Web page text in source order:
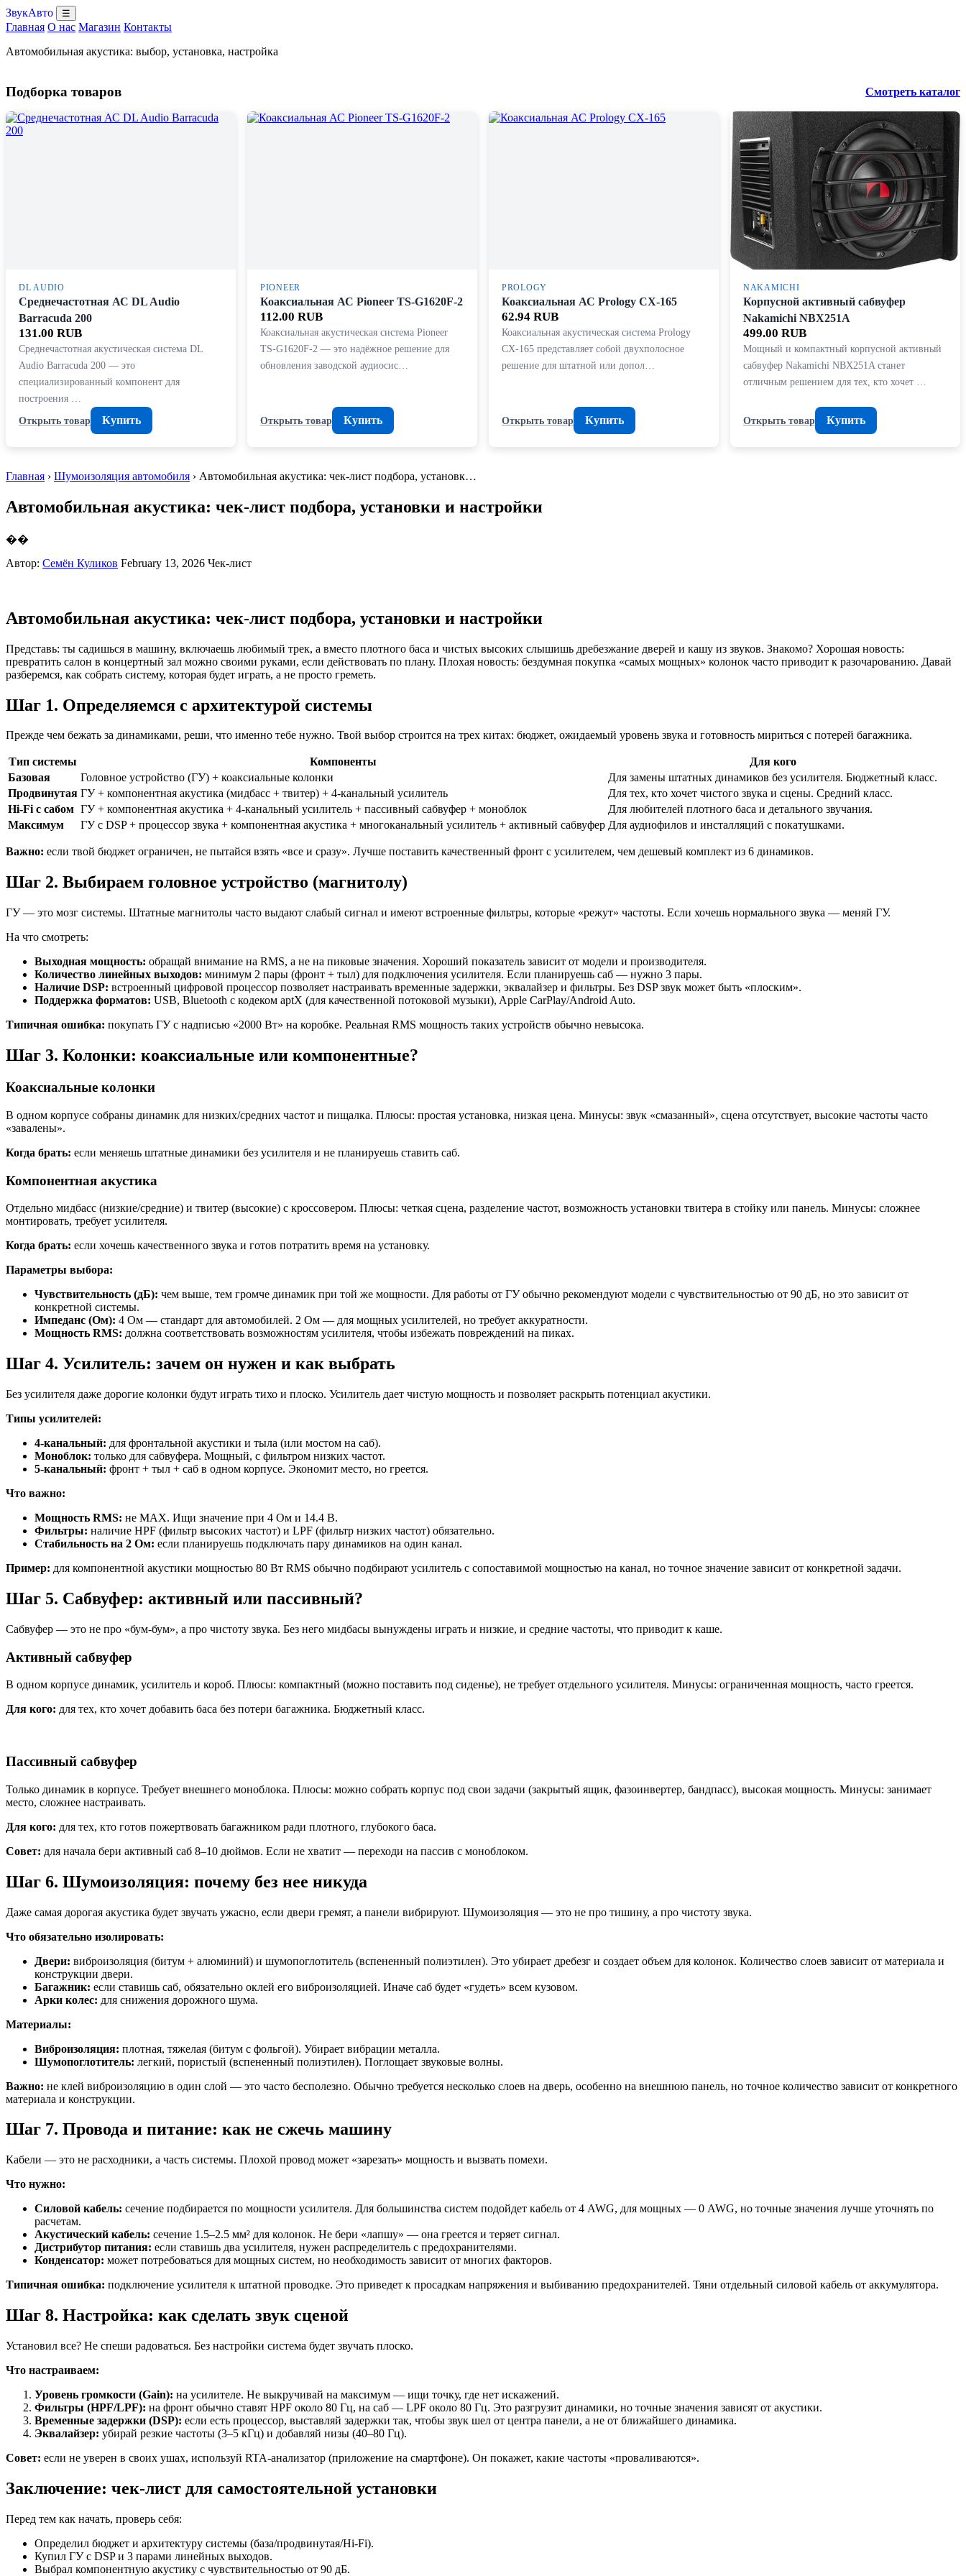
ЗвукАвто ☰
Главная О нас Магазин Контакты
Автомобильная акустика: выбор, установка, настройка
Подборка товаров Смотреть каталог
DL AUDIO
Среднечастотная АС DL Audio
Barracuda 200
131.00 RUB
Среднечастотная акустическая система DL
Audio Barracuda 200 — это
специализированный компонент для
построения …
Открыть товар
Купить
PIONEER
Коаксиальная АС Pioneer TS-G1620F-2
112.00 RUB
Коаксиальная акустическая система Pioneer
TS-G1620F-2 — это надёжное решение для
обновления заводской аудиосис…
Открыть товар Купить
PROLOGY
Коаксиальная АС Prology CX-165
62.94 RUB
Коаксиальная акустическая система Prology
CX-165 представляет собой двухполосное
решение для штатной или допол…
Открыть товар Купить
NAKAMICHI
Корпусной активный сабвуфер
Nakamichi NBX251A
499.00 RUB
Мощный и компактный корпусной активный
сабвуфер Nakamichi NBX251A станет
отличным решением для тех, кто хочет …
Открыть товар Купить
Главная › Шумоизоляция автомобиля › Автомобильная акустика: чек-лист подбора, установк…
Автомобильная акустика: чек-лист подбора, установки и настройки
��
Автор: Семён Куликов February 13, 2026 Чек-лист
Автомобильная акустика: чек-лист подбора, установки и настройки
Представь: ты садишься в машину, включаешь любимый трек, а вместо плотного баса и чистых высоких слышишь дребезжание дверей и кашу из звуков. Знакомо? Хорошая новость:
превратить салон в концертный зал можно своими руками, если действовать по плану. Плохая новость: бездумная покупка «самых мощных» колонок часто приводит к разочарованию. Давай
разберемся, как собрать систему, которая будет играть, а не просто греметь.
Шаг 1. Определяемся с архитектурой системы
Прежде чем бежать за динамиками, реши, что именно тебе нужно. Твой выбор строится на трех китах: бюджет, ожидаемый уровень звука и готовность мириться с потерей багажника.
Тип системы Компоненты
Для кого
Базовая
Головное устройство (ГУ) + коаксиальные колонки
Для замены штатных динамиков без усилителя. Бюджетный класс.
Продвинутая ГУ + компонентная акустика (мидбасс + твитер) + 4-канальный усилитель
Для тех, кто хочет чистого звука и сцены. Средний класс.
Hi-Fi с сабом ГУ + компонентная акустика + 4-канальный усилитель + пассивный сабвуфер + моноблок
Для любителей плотного баса и детального звучания.
Максимум
ГУ с DSP + процессор звука + компонентная акустика + многоканальный усилитель + активный сабвуфер Для аудиофилов и инсталляций с покатушками.
Важно: если твой бюджет ограничен, не пытайся взять «все и сразу». Лучше поставить качественный фронт с усилителем, чем дешевый комплект из 6 динамиков.
Шаг 2. Выбираем головное устройство (магнитолу)
ГУ — это мозг системы. Штатные магнитолы часто выдают слабый сигнал и имеют встроенные фильтры, которые «режут» частоты. Если хочешь нормального звука — меняй ГУ.
На что смотреть:
Выходная мощность: обращай внимание на RMS, а не на пиковые значения. Хороший показатель зависит от модели и производителя.
Количество линейных выходов: минимум 2 пары (фронт + тыл) для подключения усилителя. Если планируешь саб — нужно 3 пары.
Наличие DSP: встроенный цифровой процессор позволяет настраивать временные задержки, эквалайзер и фильтры. Без DSP звук может быть «плоским».
Поддержка форматов: USB, Bluetooth с кодеком aptX (для качественной потоковой музыки), Apple CarPlay/Android Auto.
Типичная ошибка: покупать ГУ с надписью «2000 Вт» на коробке. Реальная RMS мощность таких устройств обычно невысока.
Шаг 3. Колонки: коаксиальные или компонентные?
Коаксиальные колонки
В одном корпусе собраны динамик для низких/средних частот и пищалка. Плюсы: простая установка, низкая цена. Минусы: звук «смазанный», сцена отсутствует, высокие частоты часто
«завалены».
Когда брать: если меняешь штатные динамики без усилителя и не планируешь ставить саб.
Компонентная акустика
Отдельно мидбасс (низкие/средние) и твитер (высокие) с кроссовером. Плюсы: четкая сцена, разделение частот, возможность установки твитера в стойку или панель. Минусы: сложнее
монтировать, требует усилителя.
Когда брать: если хочешь качественного звука и готов потратить время на установку.
Параметры выбора:
Чувствительность (дБ): чем выше, тем громче динамик при той же мощности. Для работы от ГУ обычно рекомендуют модели с чувствительностью от 90 дБ, но это зависит от
конкретной системы.
Импеданс (Ом): 4 Ом — стандарт для автомобилей. 2 Ом — для мощных усилителей, но требует аккуратности.
Мощность RMS: должна соответствовать возможностям усилителя, чтобы избежать повреждений на пиках.
Шаг 4. Усилитель: зачем он нужен и как выбрать
Без усилителя даже дорогие колонки будут играть тихо и плоско. Усилитель дает чистую мощность и позволяет раскрыть потенциал акустики.
Типы усилителей:
4-канальный: для фронтальной акустики и тыла (или мостом на саб).
Моноблок: только для сабвуфера. Мощный, с фильтром низких частот.
5-канальный: фронт + тыл + саб в одном корпусе. Экономит место, но греется.
Что важно:
Мощность RMS: не MAX. Ищи значение при 4 Ом и 14.4 В.
Фильтры: наличие HPF (фильтр высоких частот) и LPF (фильтр низких частот) обязательно.
Стабильность на 2 Ом: если планируешь подключать пару динамиков на один канал.
Пример: для компонентной акустики мощностью 80 Вт RMS обычно подбирают усилитель с сопоставимой мощностью на канал, но точное значение зависит от конкретной задачи.
Шаг 5. Сабвуфер: активный или пассивный?
Сабвуфер — это не про «бум-бум», а про чистоту звука. Без него мидбасы вынуждены играть и низкие, и средние частоты, что приводит к каше.
Активный сабвуфер
В одном корпусе динамик, усилитель и короб. Плюсы: компактный (можно поставить под сиденье), не требует отдельного усилителя. Минусы: ограниченная мощность, часто греется.
Для кого: для тех, кто хочет добавить баса без потери багажника. Бюджетный класс.
Пассивный сабвуфер
Только динамик в корпусе. Требует внешнего моноблока. Плюсы: можно собрать корпус под свои задачи (закрытый ящик, фазоинвертер, бандпасс), высокая мощность. Минусы: занимает
место, сложнее настраивать.
Для кого: для тех, кто готов пожертвовать багажником ради плотного, глубокого баса.
Совет: для начала бери активный саб 8–10 дюймов. Если не хватит — переходи на пассив с моноблоком.
Шаг 6. Шумоизоляция: почему без нее никуда
Даже самая дорогая акустика будет звучать ужасно, если двери гремят, а панели вибрируют. Шумоизоляция — это не про тишину, а про чистоту звука.
Что обязательно изолировать:
Двери: виброизоляция (битум + алюминий) и шумопоглотитель (вспененный полиэтилен). Это убирает дребезг и создает объем для колонок. Количество слоев зависит от материала и
конструкции двери.
Багажник: если ставишь саб, обязательно оклей его виброизоляцией. Иначе саб будет «гудеть» всем кузовом.
Арки колес: для снижения дорожного шума.
Материалы:
Виброизоляция: плотная, тяжелая (битум с фольгой). Убирает вибрации металла.
Шумопоглотитель: легкий, пористый (вспененный полиэтилен). Поглощает звуковые волны.
Важно: не клей виброизоляцию в один слой — это часто бесполезно. Обычно требуется несколько слоев на дверь, особенно на внешнюю панель, но точное количество зависит от конкретного
материала и конструкции.
Шаг 7. Провода и питание: как не сжечь машину
Кабели — это не расходники, а часть системы. Плохой провод может «зарезать» мощность и вызвать помехи.
Что нужно:
Силовой кабель: сечение подбирается по мощности усилителя. Для большинства систем подойдет кабель от 4 AWG, для мощных — 0 AWG, но точные значения лучше уточнять по
расчетам.
Акустический кабель: сечение 1.5–2.5 мм² для колонок. Не бери «лапшу» — она греется и теряет сигнал.
Дистрибутор питания: если ставишь два усилителя, нужен распределитель с предохранителями.
Конденсатор: может потребоваться для мощных систем, но необходимость зависит от многих факторов.
Типичная ошибка: подключение усилителя к штатной проводке. Это приведет к просадкам напряжения и выбиванию предохранителей. Тяни отдельный силовой кабель от аккумулятора.
Шаг 8. Настройка: как сделать звук сценой
Установил все? Не спеши радоваться. Без настройки система будет звучать плоско.
Что настраиваем:
Уровень громкости (Gain): на усилителе. Не выкручивай на максимум — ищи точку, где нет искажений.
Фильтры (HPF/LPF): на фронт обычно ставят HPF около 80 Гц, на саб — LPF около 80 Гц. Это разгрузит динамики, но точные значения зависят от акустики.
Временные задержки (DSP): если есть процессор, выставляй задержки так, чтобы звук шел от центра панели, а не от ближайшего динамика.
Эквалайзер: убирай резкие частоты (3–5 кГц) и добавляй низы (40–80 Гц).
Совет: если не уверен в своих ушах, используй RTA-анализатор (приложение на смартфоне). Он покажет, какие частоты «проваливаются».
Заключение: чек-лист для самостоятельной установки
Перед тем как начать, проверь себя:
Определил бюджет и архитектуру системы (база/продвинутая/Hi-Fi).
Купил ГУ с DSP и 3 парами линейных выходов.
Выбрал компонентную акустику с чувствительностью от 90 дБ.